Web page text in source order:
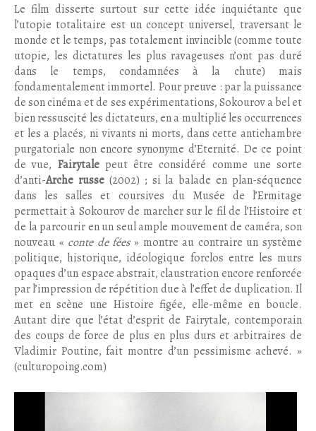
Le film disserte surtout sur cette idée inquiétante que
l’utopie totalitaire est un concept universel, traversant le
monde et le temps, pas totalement invincible (comme toute
utopie, les dictatures les plus ravageuses n’ont pas duré
dans le temps, condamnées à la chute) mais
fondamentalement immortel. Pour preuve : par la puissance
de son cinéma et de ses expérimentations, Sokourov a bel et
bien ressuscité les dictateurs, en a multiplié les occurrences
et les a placés, ni vivants ni morts, dans cette antichambre
purgatoriale non encore synonyme d’Eternité. De ce point
de vue, Fairytalepeut être considéré comme une sorte
d’anti-Arche russe(2002) ; si la balade en plan-séquence
dans les salles et coursives du Musée de l’Ermitage
permettait à Sokourov de marcher sur le fil de l’Histoire et
de la parcourir en un seul ample mouvement de caméra, son
nouveau « conte de fées» montre au contraire un système
politique, historique, idéologique forclos entre les murs
opaques d’un espace abstrait, claustration encore renforcée
par l’impression de répétition due à l’effet de duplication. Il
met en scène une Histoire figée, elle-même en boucle.
Autant dire que l’état d’esprit de Fairytale, contemporain
des coups de force de plus en plus durs et arbitraires de
Vladimir Poutine, fait montre d’un pessimisme achevé. »
(culturopoing.com)